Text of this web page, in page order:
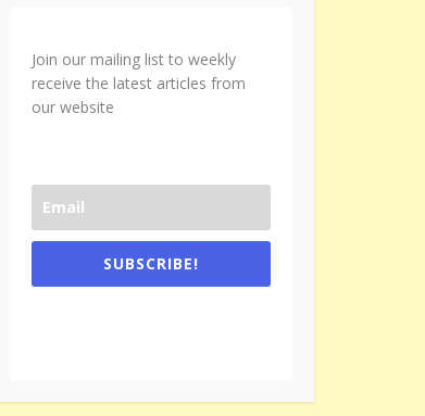
Join our mailing list to weekly
receive the latest articles from
our website
SUBSCRIBE!